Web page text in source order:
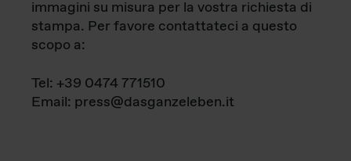
immagini su misura per la vostra richiesta di
stampa. Per favore contattateci a questo
scopo a:
Tel: +39 0474 771510
Email: press@dasganzeleben.it